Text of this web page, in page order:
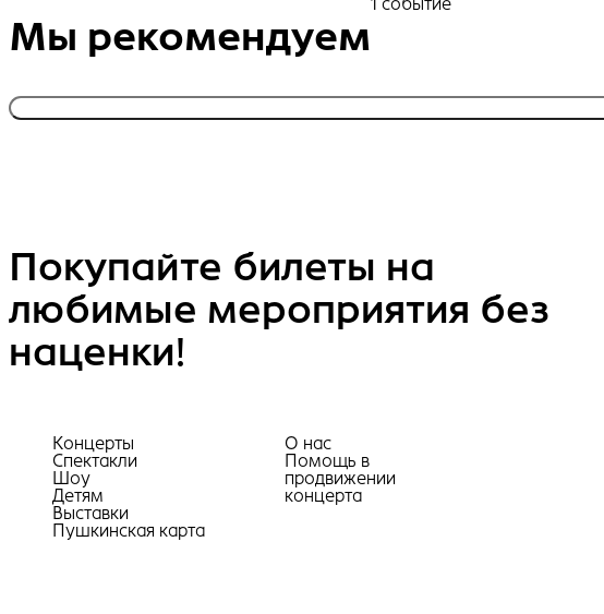
Мы рекомендуем
1 событие
Покупайте билеты на
любимые мероприятия без
наценки!
Концерты
Спектакли
Шоу
Детям
Выставки
Пушкинская карта
О нас
Помощь в
продвижении
концерта